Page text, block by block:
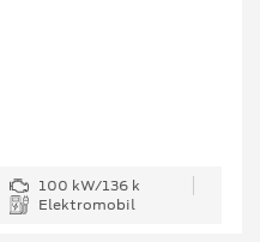
100 kW/136 k
Elektromobil